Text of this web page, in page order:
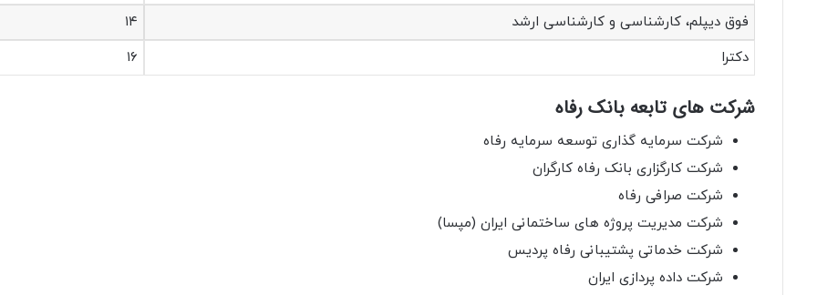
فوق دیپلم، کارشناسی و کارشناسی ارشد
۱۴
دکترا
۱۶
شرکت های تابعه بانک رفاه
شرکت سرمایه گذاری توسعه سرمایه رفاه
شرکت کارگزاری بانک رفاه کارگران
شرکت صرافی رفاه
شرکت مدیریت پروژه های ساختمانی ایران (مپسا)
شرکت خدماتی پشتیبانی رفاه پردیس
شرکت داده پردازی ایران